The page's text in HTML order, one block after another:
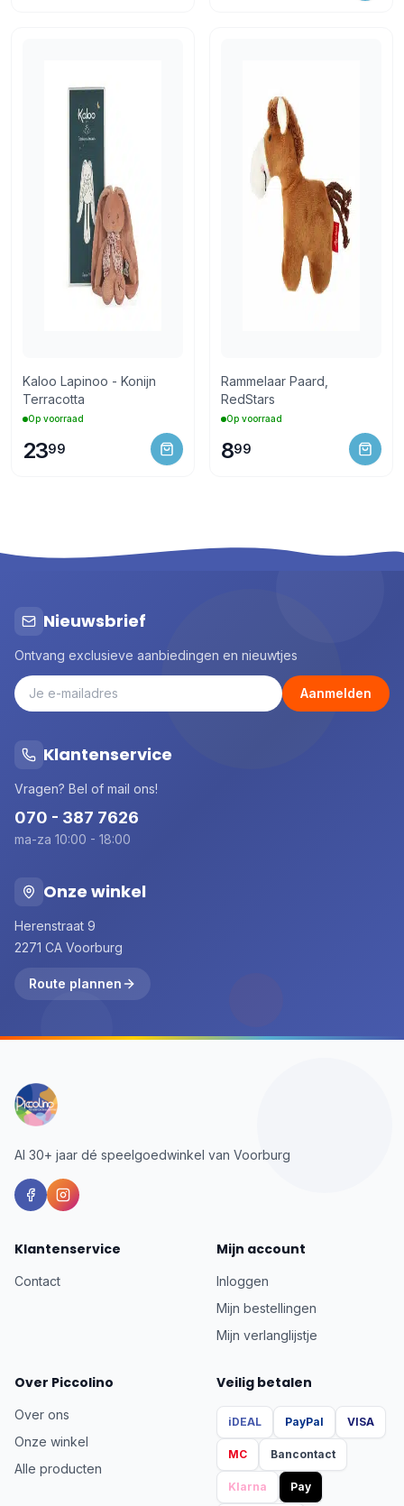
Kaloo Lapinoo - Konijn
Terracotta
Op voorraad
2399
Rammelaar Paard,
RedStars
Op voorraad
899
Nieuwsbrief
Ontvang exclusieve aanbiedingen en nieuwtjes
Aanmelden
Klantenservice
Vragen? Bel of mail ons!
070 - 387 7626
ma-za 10:00 - 18:00
Onze winkel
Herenstraat 9
2271 CA Voorburg
Route plannen
Al 30+ jaar dé speelgoedwinkel van Voorburg
Klantenservice
Contact
Mijn account
Inloggen
Mijn bestellingen
Mijn verlanglijstje
Over Piccolino
Over ons
Onze winkel
Alle producten
Veilig betalen
iDEAL PayPal VISA
MC Bancontact
Klarna Pay